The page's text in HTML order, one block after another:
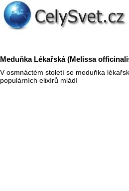
Meduňka Lékařská (Melissa
V osmnáctém století se meduňka
populárních elixírů mládí